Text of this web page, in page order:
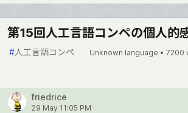
第15回人工言語コンペの個人的
#人工言語コンペ Unknown language • 7200
friedrice
29 May 11:05 PM